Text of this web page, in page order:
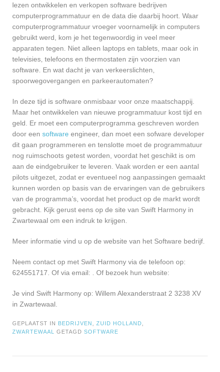
lezen ontwikkelen en verkopen software bedrijven
computerprogrammatuur en de data die daarbij hoort. Waar
computerprogrammatuur vroeger voornamelijk in computers
gebruikt werd, kom je het tegenwoordig in veel meer
apparaten tegen. Niet alleen laptops en tablets, maar ook in
televisies, telefoons en thermostaten zijn voorzien van
software. En wat dacht je van verkeerslichten,
spoorwegovergangen en parkeerautomaten?
In deze tijd is software onmisbaar voor onze maatschappij.
Maar het ontwikkelen van nieuwe programmatuur kost tijd en
geld. Er moet een computerprogramma geschreven worden
door een software engineer, dan moet een sofware developer
dit gaan programmeren en tenslotte moet de programmatuur
nog ruimschoots getest worden, voordat het geschikt is om
aan de eindgebruiker te leveren. Vaak worden er een aantal
pilots uitgezet, zodat er eventueel nog aanpassingen gemaakt
kunnen worden op basis van de ervaringen van de gebruikers
van de programma’s, voordat het product op de markt wordt
gebracht. Kijk gerust eens op de site van Swift Harmony in
Zwartewaal om een indruk te krijgen.
Meer informatie vind u op de website van het Software bedrijf.
Neem contact op met Swift Harmony via de telefoon op:
624551717. Of via email:
. Of bezoek hun website:
Je vind Swift Harmony op: Willem Alexanderstraat 2 3238 XV
in Zwartewaal.
GEPLAATST IN BEDRIJVEN ZUID HOLLAND
ZWARTEWAAL
GETAGD SOFTWARE